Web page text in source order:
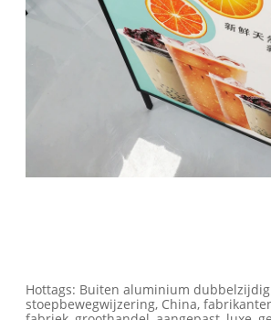
Hottags: Buiten aluminium
stoepbewegwijzering, China,